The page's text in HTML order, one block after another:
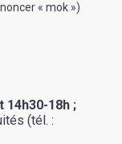
« mok »)
14h30-18h ;
(tél. :